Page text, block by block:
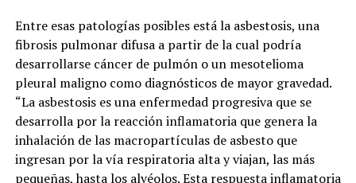
Entre esas patologías posibles está la asbestosis, una
fibrosis pulmonar difusa a partir de la cual podría
desarrollarse cáncer de pulmón o un mesotelioma
pleural maligno como diagnósticos de mayor gravedad.
“La asbestosis es una enfermedad progresiva que se
desarrolla por la reacción inflamatoria que genera la
inhalación de las macropartículas de asbesto que
ingresan por la vía respiratoria alta y viajan, las más
pequeñas, hasta los alvéolos. Esta respuesta inflamatoria